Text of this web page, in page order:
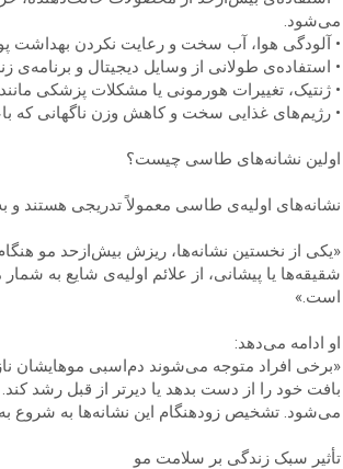
می‌شود.
• آلودگی هوا، آب سخت و رعایت نکردن
• استفاده‌ی طولانی از وسایل دیجیتال و
• ژنتیک، تغییرات هورمونی یا مشکلات پزشکی مانند
• رژیم‌های غذایی سخت و کاهش وزن ناگهانی که
اولین نشانه‌های طاسی چیست؟
نشانه‌های اولیه‌ی طاسی معمولاً تدریجی هستند و
«یکی از نخستین نشانه‌ها، ریزش بیش‌ازحد مو
شقیقه‌ها یا پیشانی، از علائم اولیه‌ی شایع به
است.»
او ادامه می‌دهد:
«برخی افراد متوجه می‌شوند دم‌اسبی
بافت خود را از دست بدهد یا دیرتر از قبل رشد
می‌شود. تشخیص زودهنگام این نشانه‌ها به شروع
تأثیر سبک زندگی بر سلامت مو